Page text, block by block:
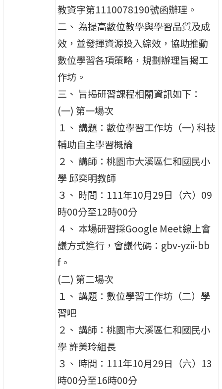
教資字第1110078190號函辦理。
二、 為提高數位教學與學習品質及成
效，並發揮資源投入綜效，協助推動
數位學習各項策略，規劃辦理旨揭工
作坊。
三、 旨揭研習課程相關資訊如下：
(一) 第一場次
１、 講題：數位學習工作坊（一) 科技
輔助自主學習概論
２、 講師：桃園市大溪區仁和國民小
學 邱奕明教師
３、 時間：111年10月29日（六）09
時00分至12時00分
４、 本場研習採Google Meet線上會
議方式進行，會議代碼：gbv-yzii-bb
f。
(二) 第二場次
１、 講題：數位學習工作坊（二）學
習吧
２、 講師：桃園市大溪區仁和國民小
學 許美玲組長
３、 時間：111年10月29日（六）13
時00分至16時00分